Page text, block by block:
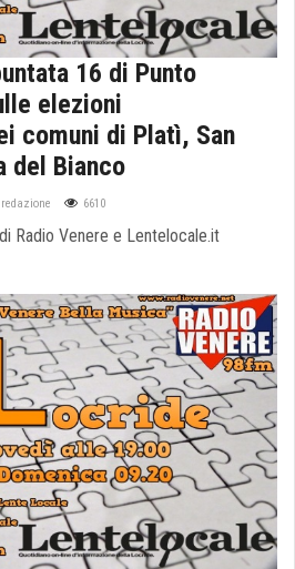
16 di Punto
elezioni
comuni di Platì, San
del Bianco
redazione 6610
Radio Venere e Lentelocale.it